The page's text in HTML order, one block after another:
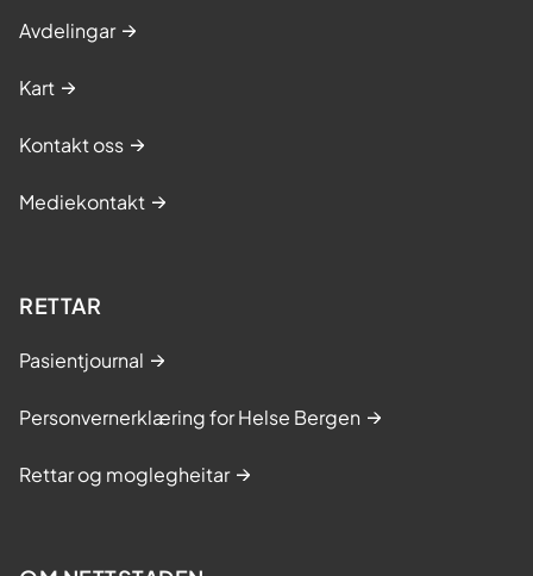
Avdelingar
Kart
Kontakt oss
Mediekontakt
RETTAR
Pasientjournal
Personvernerklæring for Helse Bergen
Rettar og moglegheitar